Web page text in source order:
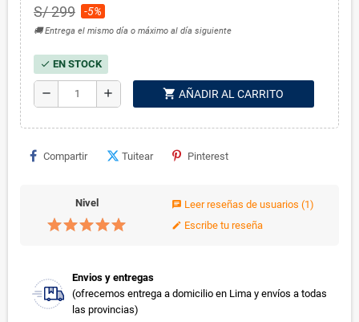
S/ 299 -5%
🚚 Entrega el mismo día o máximo al día siguiente
check EN STOCK
remove add shopping_cart AÑADIR AL CARRITO
Compartir Tuitear Pinterest
Nivel chat Leer reseñas de usuarios (1)
edit Escribe tu reseña
Envios y entregas
(ofrecemos entrega a domicilio en Lima y envíos a todas
las provincias)